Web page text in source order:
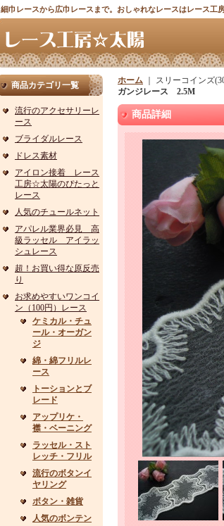
細巾レースから広巾レースまで。おしゃれなレースはレース工
商品カテゴリ一覧
流行のアクセサリーレ
ース
ブライダルレース
ドレス素材
アイロン接着 レース
工房☆太陽のぴたっと
レース
人気のチュールネット
アパレル業界必見 高
級ラッセル アイラッ
シュレース
超！お買い得な原反売
り
お求めやすいワンコイ
ン（100円）レース
ケミカル・チュ
ール・オーガン
ジ
綿・綿フリルレ
ース
トーションとブ
レード
アップリケ・
襟・ベーニング
ラッセル・スト
レッチ・フリル
流行のボタンイ
ヤリング
ボタン・雑貨
人気のボンテン
ホーム ｜ スリーコインズ
ガンジレース 2.5M
商品詳細